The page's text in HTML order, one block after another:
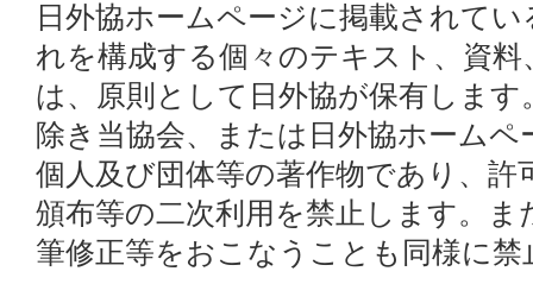
日外協ホームページに掲載されて
れを構成する個々のテキスト、資料
は、原則として日外協が保有しま
除き当協会、または日外協ホーム
個人及び団体等の著作物であり、許
頒布等の二次利用を禁止します。ま
筆修正等をおこなうことも同様に